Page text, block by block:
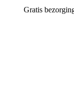
Gratis